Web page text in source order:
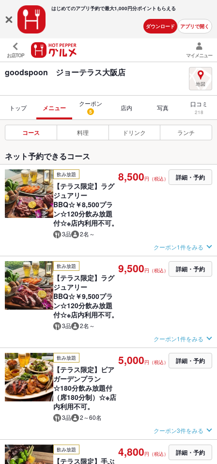
はじめてのアプリ予約で最大1,000円分ポイントもらえる
ダウンロード アプリで開く
お店TOP マイメニュー
goodspoon ジョーテラス大阪店
トップ メニュー
クーポン
5 店内 写真 口コミ
218
コース 料理 ドリンク ランチ
ネット予約できるコース
飲み放題
【テラス限定】ラグ
ジュアリー
BBQ☆￥8,500プラ
ン☆120分飲み放題
付☆※店内利用不可。
3品 2名～
8,500円（税込） 詳細・予約
クーポン1件をみる
飲み放題
【テラス限定】ラグ
ジュアリー
BBQ☆￥9,500プラ
ン☆120分飲み放題
付☆※店内利用不可。
3品 2名～
9,500円（税込） 詳細・予約
クーポン1件をみる
飲み放題
【テラス限定】ビア
ガーデンプラン
☆180分飲み放題付
（席180分制）☆※店
内利用不可。
3品 2～60名
5,000円（税込） 詳細・予約
クーポン3件をみる
飲み放題
【テラス限定】手ぶ
4,800円（税込） 詳細・予約